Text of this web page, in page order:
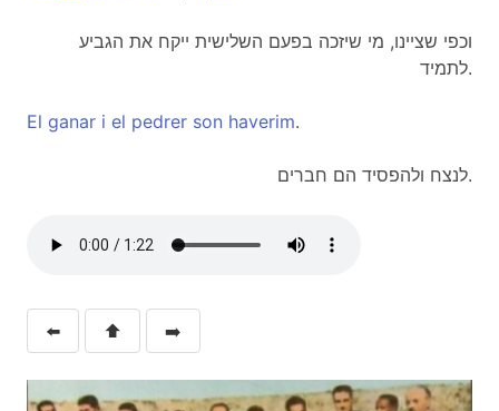
וכפי שציינו, מי שיזכה בפעם השלישית ייקח את הגביע
לתמיד.
El ganar i el pedrer son haverim.
לנצח ולהפסיד הם חברים.
⬅️ ⬆️ ➡️